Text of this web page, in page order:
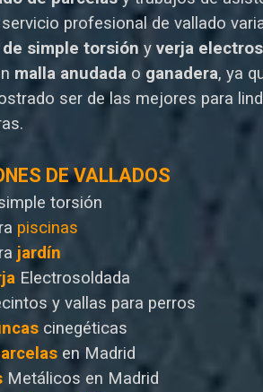
profesional de vallado
de simple torsión y verja
malla anudada o ganadera, ya
ser de las mejores para
DE VALLADOS
torsión
piscinas
jardín
Electrosoldada
y vallas para perros
cinegéticas
en Madrid
Metálicos en Madrid